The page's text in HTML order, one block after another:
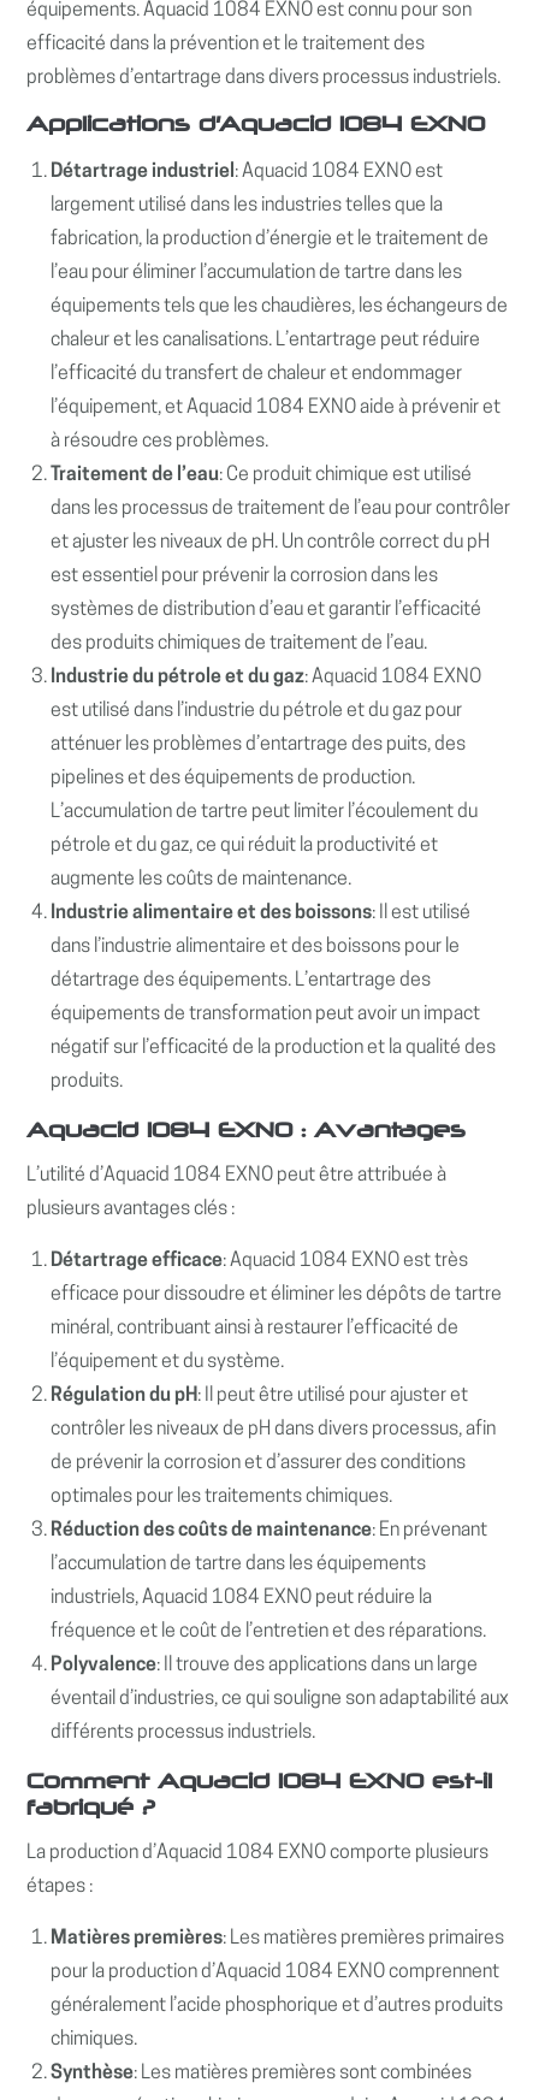
équipements. Aquacid 1084 EXNO est connu pour son
efficacité dans la prévention et le traitement des
problèmes d’entartrage dans divers processus industriels.
Applications d’Aquacid 1084 EXNO
Détartrage industriel : Aquacid 1084 EXNO est
largement utilisé dans les industries telles que la
fabrication, la production d’énergie et le traitement de
l’eau pour éliminer l’accumulation de tartre dans les
équipements tels que les chaudières, les échangeurs de
chaleur et les canalisations. L’entartrage peut réduire
l’efficacité du transfert de chaleur et endommager
l’équipement, et Aquacid 1084 EXNO aide à prévenir et
à résoudre ces problèmes.
Traitement de l’eau: Ce produit chimique est utilisé
dans les processus de traitement de l’eau pour contrôler
et ajuster les niveaux de pH. Un contrôle correct du pH
est essentiel pour prévenir la corrosion dans les
systèmes de distribution d’eau et garantir l’efficacité
des produits chimiques de traitement de l’eau.
Industrie du pétrole et du gaz: Aquacid 1084 EXNO
est utilisé dans l’industrie du pétrole et du gaz pour
atténuer les problèmes d’entartrage des puits, des
pipelines et des équipements de production.
L’accumulation de tartre peut limiter l’écoulement du
pétrole et du gaz, ce qui réduit la productivité et
augmente les coûts de maintenance.
Industrie alimentaire et des boissons: Il est utilisé
dans l’industrie alimentaire et des boissons pour le
détartrage des équipements. L’entartrage des
équipements de transformation peut avoir un impact
négatif sur l’efficacité de la production et la qualité des
produits.
Aquacid 1084 EXNO : Avantages
L’utilité d’Aquacid 1084 EXNO peut être attribuée à
plusieurs avantages clés :
Détartrage efficace: Aquacid 1084 EXNO est très
efficace pour dissoudre et éliminer les dépôts de tartre
minéral, contribuant ainsi à restaurer l’efficacité de
l’équipement et du système.
Régulation du pH: Il peut être utilisé pour ajuster et
contrôler les niveaux de pH dans divers processus, afin
de prévenir la corrosion et d’assurer des conditions
optimales pour les traitements chimiques.
Réduction des coûts de maintenance: En prévenant
l’accumulation de tartre dans les équipements
industriels, Aquacid 1084 EXNO peut réduire la
fréquence et le coût de l’entretien et des réparations.
Polyvalence: Il trouve des applications dans un large
éventail d’industries, ce qui souligne son adaptabilité aux
différents processus industriels.
Comment Aquacid 1084 EXNO est-il
fabriqué ?
La production d’Aquacid 1084 EXNO comporte plusieurs
étapes :
Matières premières: Les matières premières primaires
pour la production d’Aquacid 1084 EXNO comprennent
généralement l’acide phosphorique et d’autres produits
chimiques.
Synthèse: Les matières premières sont combinées